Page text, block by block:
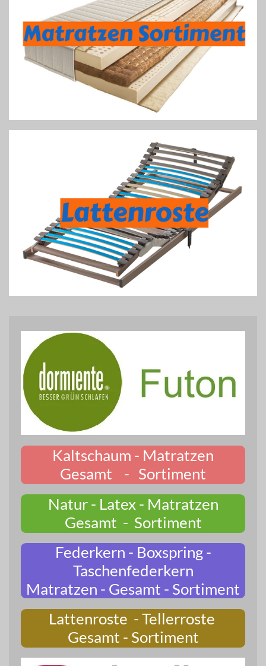
Kaltschaum - Matratzen
Gesamt - Sortiment
Natur - Latex - Matratzen
Gesamt - Sortiment
Federkern - Boxspring -
Taschenfederkern
Matratzen - Gesamt - Sortiment
Lattenroste - Tellerroste
Gesamt - Sortiment